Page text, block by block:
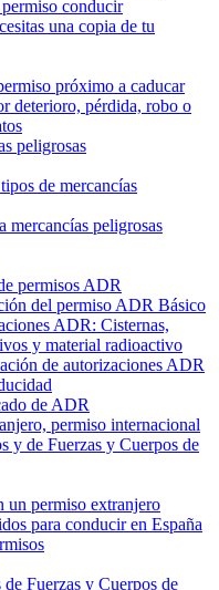
conducir
una copia de tu
próximo a caducar
deterioro, pérdida, robo o
peligrosas
de mercancías
mercancías peligrosas
permisos ADR
del permiso ADR Básico
ADR: Cisternas,
y material radioactivo
de autorizaciones ADR
de ADR
permiso internacional
y de Fuerzas y Cuerpos de
un permiso extranjero
para conducir en España
de Fuerzas y Cuerpos de